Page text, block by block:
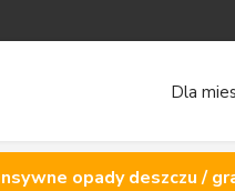
Dla
opady deszczu /